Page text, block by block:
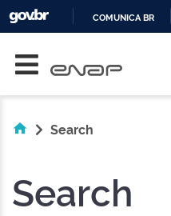
COMUNICA BR
Search
Search